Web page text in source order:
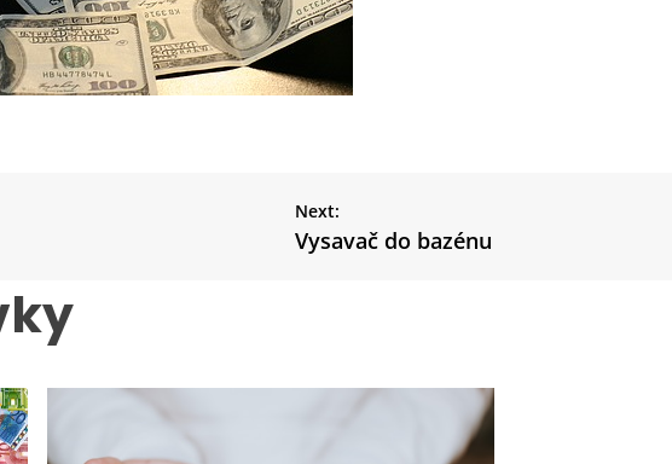
Next:
Vysavač do bazénu